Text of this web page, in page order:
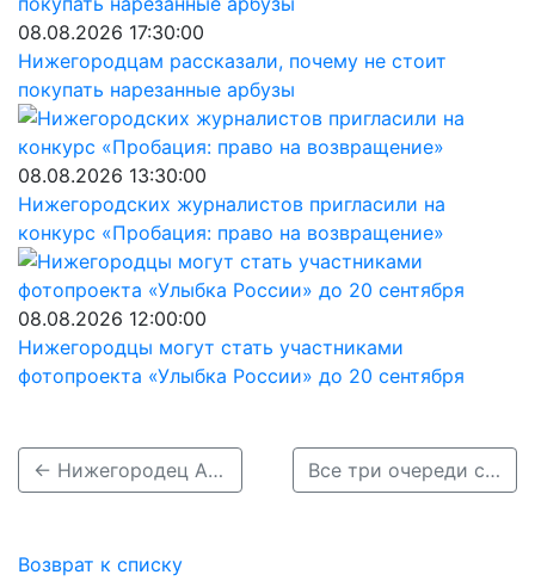
08.08.2026 17:30:00
Нижегородцам рассказали, почему не стоит
покупать нарезанные арбузы
08.08.2026 13:30:00
Нижегородских журналистов пригласили на
конкурс «Пробация: право на возвращение»
08.08.2026 12:00:00
Нижегородцы могут стать участниками
фотопроекта «Улыбка России» до 20 сентября
← Нижегородец Артур Амбарцумян стал вице-президентом Федерации киберспорта РФ Все три очереди строительства дублера проспекта Гагарина прошли госэкспертизу →
Возврат к списку